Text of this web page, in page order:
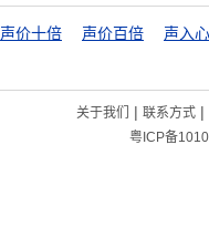
声价十倍 声价百倍
声入
关于我们 | 联系方式|
粤ICP备